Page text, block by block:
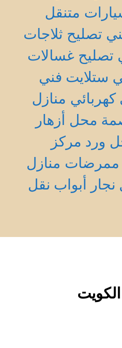
متنقل
تصليح ثلاجات
تصليح غسالات
ستلايت فني
كهربائي منازل
محل أزهار
ورد مركز
ممرضات منازل
نجار أبواب نقل